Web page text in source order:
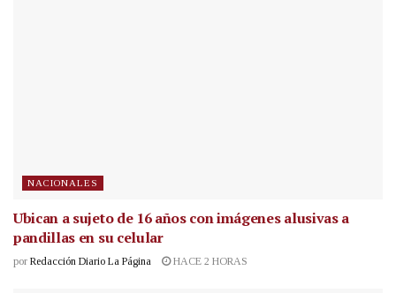
NACIONALES
Ubican a sujeto de 16 años con imágenes alusivas a
pandillas en su celular
por Redacción Diario La Página HACE 2 HORAS